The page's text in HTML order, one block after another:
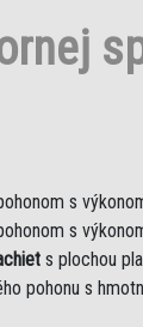
s
s
s plochou
pohonu s